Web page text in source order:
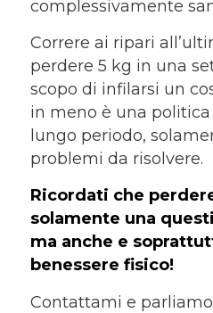
complessivamente
Correre ai ripari
perdere 5 kg in una
scopo di infilarsi un
in meno è una politica
lungo periodo,
problemi da risolvere.
Ricordati che
solamente una
ma anche e
benessere fisico!
Contattami e